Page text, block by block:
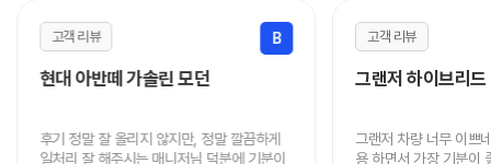
B
고객 리뷰
현대 아반떼 가솔린 모던
후기 정말 잘 올리지 않지만, 정말 깔끔하게
일처리 잘 해주시는 매니저님 덕분에 기분이
고객 리뷰
그랜저 하이브리드
그랜저 차량 너무 이쁘
용 하면서 가장 기분이